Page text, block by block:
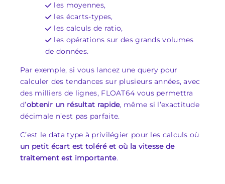
les moyennes,
les écarts-types,
les calculs de ratio,
les opérations sur des grands volumes
de données.
Par exemple, si vous lancez une query pour
calculer des tendances sur plusieurs années, avec
des milliers de lignes, FLOAT64 vous permettra
d’obtenir un résultat rapide, même si l’exactitude
décimale n’est pas parfaite.
C’est le data type à privilégier pour les calculs où
un petit écart est toléré et où la vitesse de
traitement est importante.